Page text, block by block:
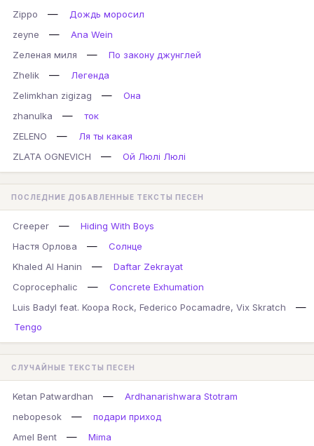
Zippo
—
Дождь моросил
zeyne
—
Ana Wein
Zеленая миля
—
По закону джунглей
Zhelik
—
Легенда
Zelimkhan zigizag
—
Она
zhanulka
—
ток
ZELENO
—
Ля ты какая
ZLATA OGNEVICH
— Ой Люлі Люлі
ПОСЛЕДНИЕ ДОБАВЛЕННЫЕ ТЕКСТЫ ПЕСЕН
Creeper —
Hiding With Boys
Настя Орлова
—
Солнце
Khaled Al Hanin
—
Daftar Zekrayat
Coprocephalic
—
Concrete Exhumation
Luis Badyl feat. Koopa Rock, Federico Pocamadre, Vix Skratch
—
Tengo
СЛУЧАЙНЫЕ ТЕКСТЫ ПЕСЕН
Ketan Patwardhan —
Ardhanarishwara Stotram
nebopesok
—
подари приход
Amel Bent
— Mima